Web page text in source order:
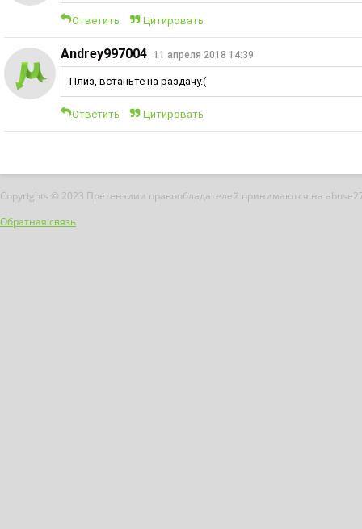
Ответить Цитировать
Andrey997004 11 апреля 2018 14:39
Плиз, встаньте на раздачу.(
Ответить Цитировать
Copyrights © 2023 Претензиии правообладателей принимаются на
Обратная связь